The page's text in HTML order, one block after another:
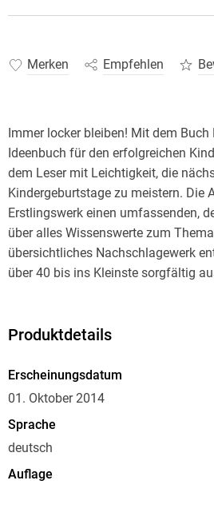
Merken Empfehlen
Immer locker bleiben! Mit dem Buch
Ideenbuch für den erfolgreichen
dem Leser mit Leichtigkeit, die
Kindergeburtstage zu meistern. Die
Erstlingswerk einen umfassenden,
über alles Wissenswerte zum
übersichtliches Nachschlagewerk
über 40 bis ins Kleinste sorgfältig
bietet einen immensen Schatz an
Produktdetails
Erscheinungsdatum
01. Oktober 2014
Sprache
deutsch
Auflage